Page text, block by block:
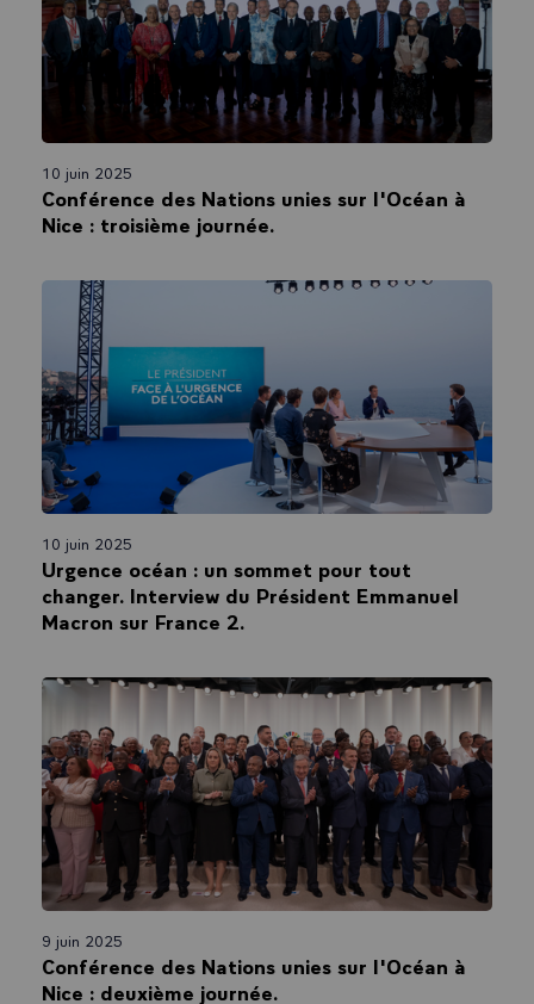
10 juin 2025
Conférence des Nations unies sur l'Océan à
Nice : troisième journée.
10 juin 2025
Urgence océan : un sommet pour tout
changer. Interview du Président Emmanuel
Macron sur France 2.
9 juin 2025
Conférence des Nations unies sur l'Océan à
Nice : deuxième journée.